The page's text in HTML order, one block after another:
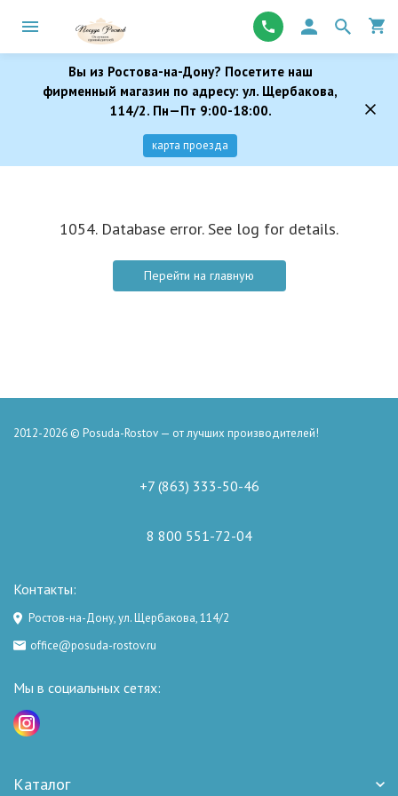
Вы из Ростова-на-Дону? Посетите наш
фирменный магазин по адресу: ул. Щербакова,
114/2. Пн—Пт 9:00-18:00.
карта проезда
1054. Database error. See log for details.
Перейти на главную
2012-2026 © Posuda-Rostov — от лучших производителей!
+7 (863) 333-50-46
8 800 551-72-04
Контакты:
Ростов-на-Дону, ул. Щербакова, 114/2
office@posuda-rostov.ru
Мы в социальных сетях:
Каталог